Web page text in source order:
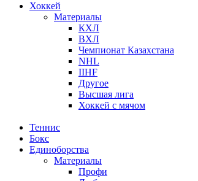
Хоккей
Материалы
КХЛ
ВХЛ
Чемпионат Казахстана
NHL
IIHF
Другое
Высшая лига
Хоккей с мячом
Теннис
Бокс
Единоборства
Материалы
Профи